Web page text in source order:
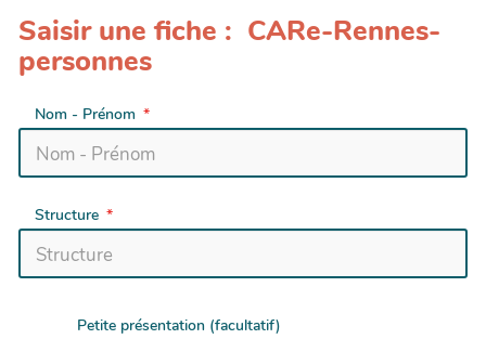
Saisir une fiche : CARe-Rennes-
personnes
Nom - Prénom
Structure
Petite présentation (facultatif)